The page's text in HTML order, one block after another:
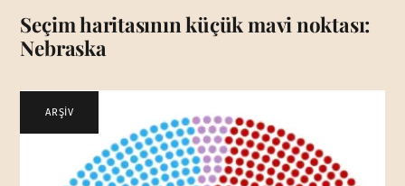
Seçim haritasının küçük mavi noktası:
Nebraska
ARŞİV